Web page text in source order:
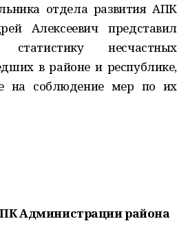
отдела развития АПК
Алексеевич представил
статистику несчастных
в районе и республике,
на соблюдение мер по их
Администрации района